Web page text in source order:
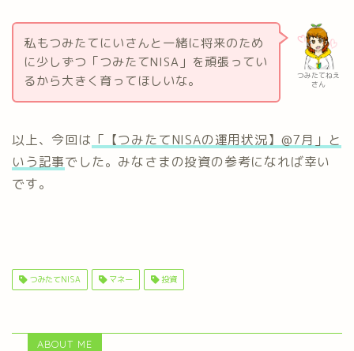
つみたてねえ
さん
私もつみたてにいさんと一緒に将来のため
に少しずつ「つみたてNISA」を頑張ってい
るから大きく育ってほしいな。
以上、今回は 「【つみたてNISAの運用状況】@7月」と
いう記事でした。みなさまの投資の参考になれば幸い
です。
つみたてNISA マネー 投資
ABOUT ME